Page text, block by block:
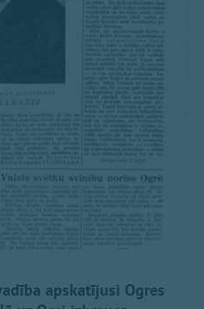
apskatījusi Ogres